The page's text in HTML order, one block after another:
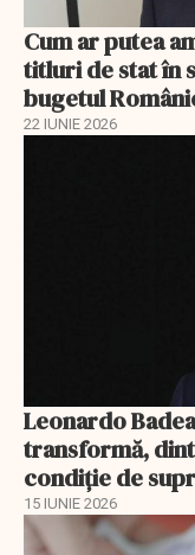
Cum ar putea
titluri de stat în
bugetul
22 IUNIE 2026
Leonardo
transformă,
condiție de
15 IUNIE 2026